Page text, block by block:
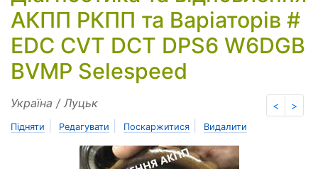
АКПП РКПП та Варіаторів #
EDC CVT DCT DPS6 W6DGB
BVMP Selespeed
< >
Україна / Луцьк
Підняти Редагувати Поскаржитися Видалити